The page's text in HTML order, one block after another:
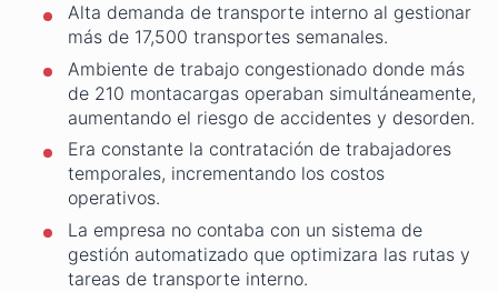
Alta demanda de transporte interno al gestionar
más de 17,500 transportes semanales.
Ambiente de trabajo congestionado donde más
de 210 montacargas operaban simultáneamente,
aumentando el riesgo de accidentes y desorden.
Era constante la contratación de trabajadores
temporales, incrementando los costos
operativos.
La empresa no contaba con un sistema de
gestión automatizado que optimizara las rutas y
tareas de transporte interno.